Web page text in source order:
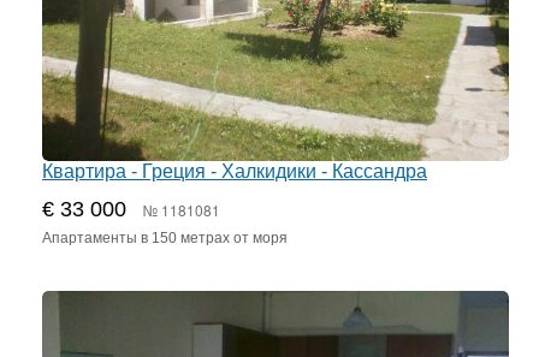
Квартира - Греция - Халкидики - Кассандра
€ 33 000 № 1181081
Апартаменты в 150 метрах от моря